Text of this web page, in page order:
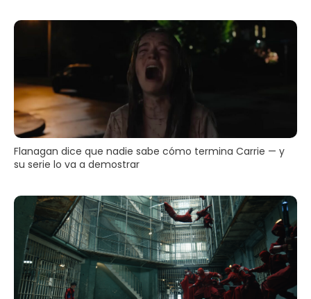
Flanagan dice que nadie sabe cómo termina Carrie — y
su serie lo va a demostrar